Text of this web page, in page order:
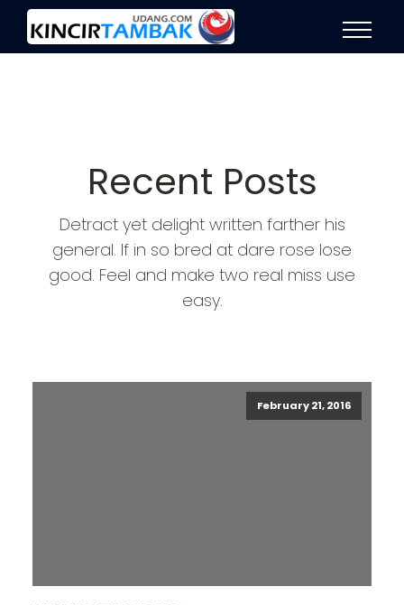
Recent Posts
Detract yet delight written farther his
general. If in so bred at dare rose lose
good. Feel and make two real miss use
easy.
February 21, 2016